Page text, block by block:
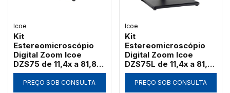
Icoe
Kit
Estereomicroscópio
Digital Zoom Icoe
DZS75 de 11,4x a 81,8x
Câmera 4MP Anel LED
HDMI Wi-Fi (Sem Tela)
PREÇO SOB CONSULTA
Icoe
Kit
Estereomicroscópio
Digital Zoom Icoe
DZS75L de 11,4x a 81,8x
Tela Touch 10" 4MP
Anel LED HDMI Wi-Fi
PREÇO SOB CONSULTA